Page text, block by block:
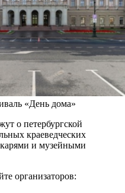
«День дома»
о петербургской
краеведческих
и музейными
организаторов: